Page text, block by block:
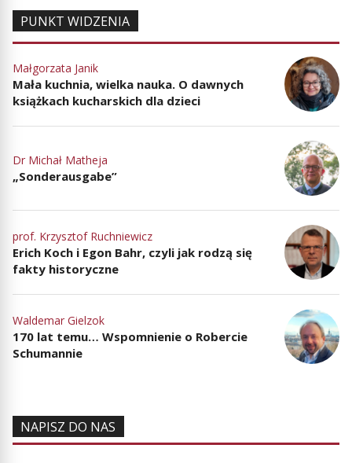
PUNKT WIDZENIA
Małgorzata Janik
Mała kuchnia, wielka nauka. O dawnych
książkach kucharskich dla dzieci
Dr Michał Matheja
„Sonderausgabe”
prof. Krzysztof Ruchniewicz
Erich Koch i Egon Bahr, czyli jak rodzą się
fakty historyczne
Waldemar Gielzok
170 lat temu… Wspomnienie o Robercie
Schumannie
NAPISZ DO NAS